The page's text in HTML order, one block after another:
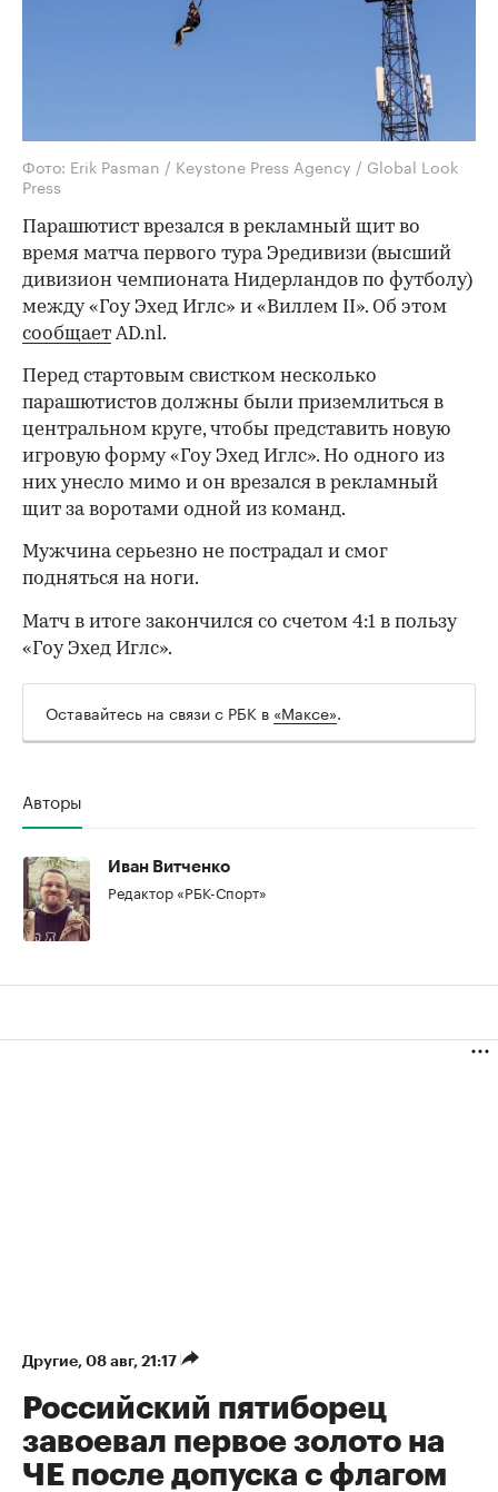
Фото: Erik Pasman / Keystone Press Agency / Global Look
Press
Парашютист врезался в рекламный щит во
время матча первого тура Эредивизи (высший
дивизион чемпионата Нидерландов по футболу)
между «Гоу Эхед Иглс» и «Виллем II». Об этом
сообщает AD.nl.
Перед стартовым свистком несколько
парашютистов должны были приземлиться в
центральном круге, чтобы представить новую
игровую форму «Гоу Эхед Иглс». Но одного из
них унесло мимо и он врезался в рекламный
щит за воротами одной из команд.
Мужчина серьезно не пострадал и смог
подняться на ноги.
Матч в итоге закончился со счетом 4:1 в пользу
«Гоу Эхед Иглс».
Оставайтесь на связи с РБК в «Максе».
Авторы
Иван Витченко
Редактор «РБК-Спорт»
Другие⁠, 08 авг, 21:17
Российский пятиборец
завоевал первое золото на
ЧЕ после допуска с флагом